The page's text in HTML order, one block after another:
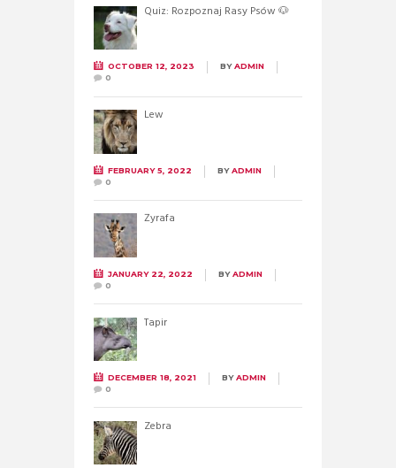
Quiz: Rozpoznaj Rasy Psów 🐶
OCTOBER 12, 2023 BYADMIN
0
Lew
FEBRUARY 5, 2022 BYADMIN
0
Żyrafa
JANUARY 22, 2022 BYADMIN
0
Tapir
DECEMBER 18, 2021 BYADMIN
0
Zebra